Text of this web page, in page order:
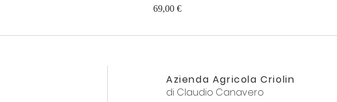
Prezzo
69,00 €
Azienda Agricola Criolin
di Claudio Canavero